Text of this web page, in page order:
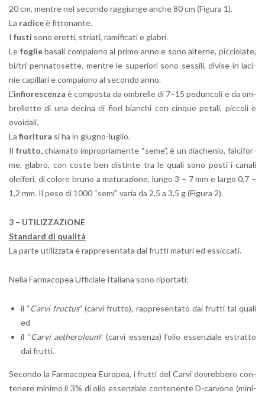
20 cm, men­tre nel se­con­do rag­giun­ge anche 80 cm (Fi­gu­ra 1).
La ra­di­ceè fit­to­nan­te.
I fusti sono eret­ti, stria­ti, ra­mi­fi­ca­ti e gla­bri.
Le fo­glieba­sa­li com­pa­io­no al primo anno e sono al­ter­ne, pic­cio­la­te,
bi/tri-pen­na­to­set­te, men­tre le su­pe­rio­ri sono ses­si­li, di­vi­se in la­ci­
nie ca­pil­la­ri e com­pa­io­no al se­con­do anno.
L’in­fio­re­scen­za è com­po­sta da om­brel­le di 7–15 pe­dun­co­li e da om­
brel­let­te di una de­ci­na di fiori bian­chi con cin­que pe­ta­li, pic­co­li e
ovoi­da­li.
La fio­ri­tu­ra si ha in giu­gno-lu­glio.
Il frut­to,chia­ma­to im­pro­pria­men­te “seme”, è un dia­che­nio, fal­ci­for­
me, gla­bro, con coste ben di­stin­te tra le quali sono posti i ca­na­li
olei­fe­ri, di co­lo­re bruno a ma­tu­ra­zio­ne, lungo 3 – 7 mm e largo 0,7 –
1,2 mm. Il peso di 1000 “semi” varia da 2,5 a 3,5 g (Fi­gu­ra 2).
3 – UTI­LIZ­ZA­ZIO­NE
Stan­dard di qua­li­tà
La parte uti­liz­za­ta è rap­pre­sen­ta­ta dai frut­ti ma­tu­ri ed es­sic­ca­ti.
Nella Far­ma­co­pea Uf­fi­cia­le Ita­lia­na sono ri­por­ta­ti:
il “Carvi fruc­tus” (carvi frut­to), rap­pre­sen­ta­to dai frut­ti tal quali
ed
il “Carvi ae­the­ro­leum” (carvi es­sen­za) l’o­lio es­sen­zia­le estrat­to
dai frut­ti.
Se­con­do la Far­ma­co­pea Eu­ro­pea, i frut­ti del Carvi do­vreb­be­ro con­
te­ne­re mi­ni­mo il 3% di olio es­sen­zia­le con­te­nen­te D-car­vo­ne (mi­ni­